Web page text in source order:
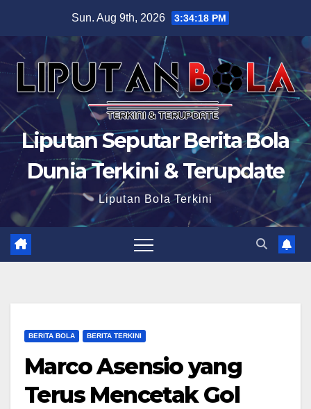
content
Sun. Aug 9th, 2026 3:34:19 PM
Liputan Seputar Berita Bola
Dunia Terkini & Terupdate
Liputan Bola Terkini
BERITA BOLA BERITA TERKINI
Marco Asensio yang
Terus Mencetak Gol